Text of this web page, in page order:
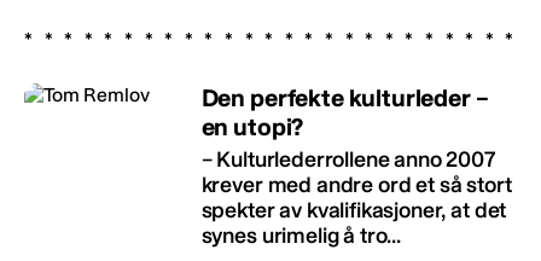
Den perfekte kulturleder –
en utopi?
– Kulturlederrollene anno 2007
krever med andre ord et så stort
spekter av kvalifikasjoner, at det
synes urimelig å tro...